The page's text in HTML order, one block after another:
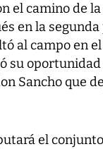
el camino de
en la
al campo en
su
Sancho que
el